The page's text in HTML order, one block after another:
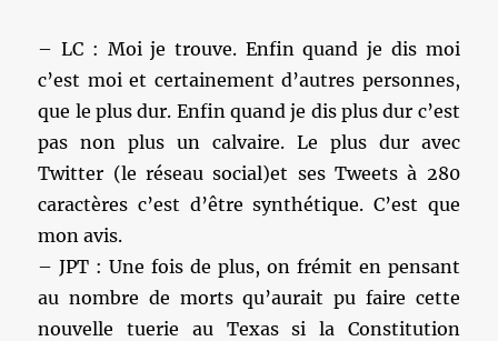
– LC : Moi je trouve. Enfin quand je dis moi
c’est moi et certainement d’autres personnes,
que le plus dur. Enfin quand je dis plus dur c’est
pas non plus un calvaire. Le plus dur avec
Twitter (le réseau social)et ses Tweets à 280
caractères c’est d’être synthétique. C’est que
mon avis.
– JPT : Une fois de plus, on frémit en pensant
au nombre de morts qu’aurait pu faire cette
nouvelle tuerie au Texas si la Constitution